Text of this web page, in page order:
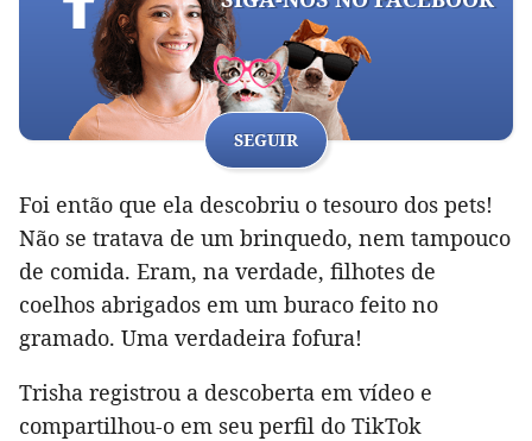
SEGUIR
Foi então que ela descobriu o tesouro dos pets!
Não se tratava de um brinquedo, nem tampouco
de comida. Eram, na verdade, filhotes de
coelhos abrigados em um buraco feito no
gramado. Uma verdadeira fofura!
Trisha registrou a descoberta em vídeo e
compartilhou-o em seu perfil do TikTok